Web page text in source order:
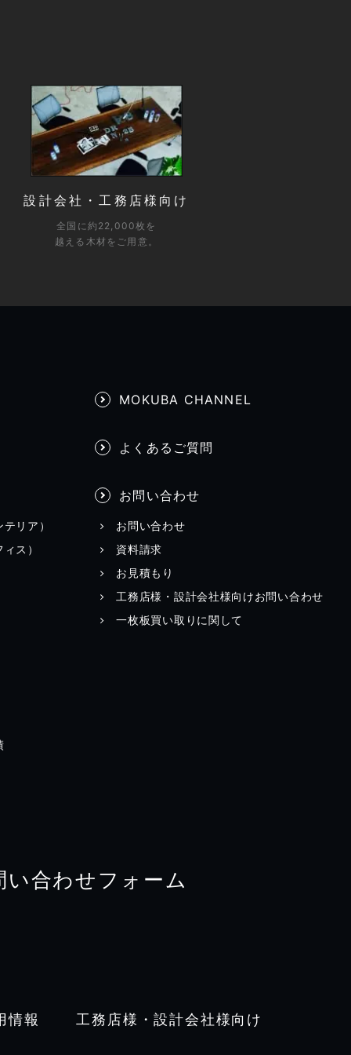
設計会社・工務店様向け
全国に約22,000枚を
越える木材をご用意。
リア）
ス）
MOKUBA CHANNEL
よくあるご質問
お問い合わせ
お問い合わせ
資料請求
お見積もり
工務店様・設計会社様向けお問い合わせ
一枚板買い取りに関して
い合わせフォーム
情報 工務店様・設計会社様向け